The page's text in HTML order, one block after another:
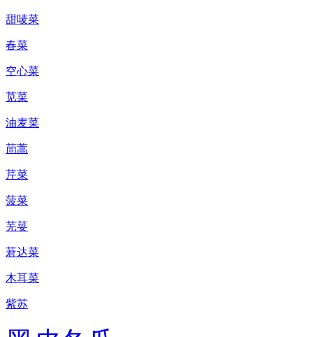
甜唛菜
春菜
空心菜
苋菜
油麦菜
茼蒿
芹菜
菠菜
芜荽
莙达菜
木耳菜
紫苏